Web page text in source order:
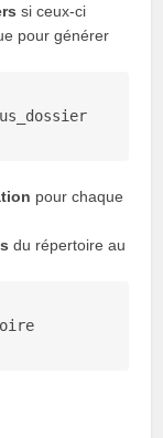
si ceux-ci
pour générer
pour chaque
du répertoire au